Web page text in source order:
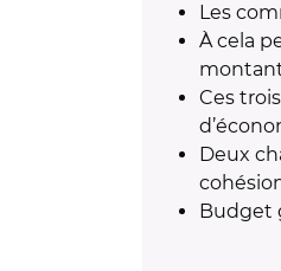
Les
À cela
Ces
Deux
Budget